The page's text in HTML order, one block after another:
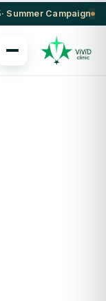
Summer Campaign ·